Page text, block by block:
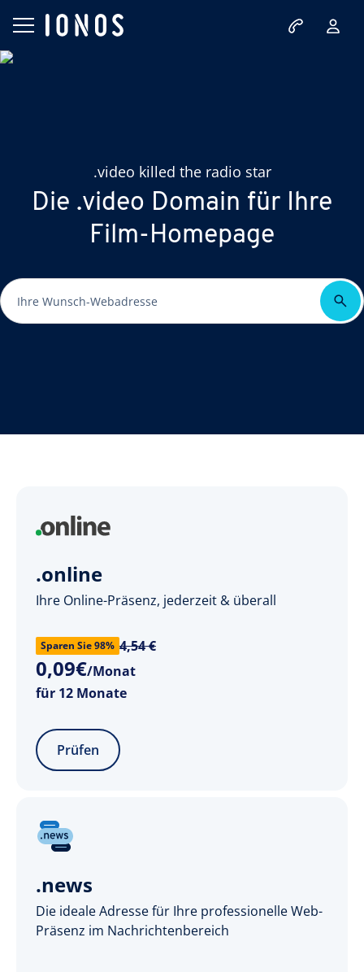
.video killed the radio star
Die .video Domain für Ihre
Film-Homepage
.online
Ihre Online-Präsenz, jederzeit & überall
Sparen Sie 98% 4,54 €
0,09€/Monat
für 12 Monate
Prüfen
.news
Die ideale Adresse für Ihre professionelle Web-
Präsenz im Nachrichtenbereich